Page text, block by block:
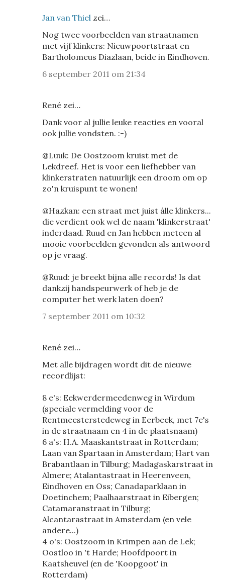
Jan van Thiel zei…
Nog twee voorbeelden van straatnamen
met vijf klinkers: Nieuwpoortstraat en
Bartholomeus Diazlaan, beide in Eindhoven.
6 september 2011 om 21:34
René zei…
Dank voor al jullie leuke reacties en vooral
ook jullie vondsten. :-)
@Luuk: De Oostzoom kruist met de
Lekdreef. Het is voor een liefhebber van
klinkerstraten natuurlijk een droom om op
zo'n kruispunt te wonen!
@Hazkan: een straat met juist álle klinkers...
die verdient ook wel de naam 'klinkerstraat'
inderdaad. Ruud en Jan hebben meteen al
mooie voorbeelden gevonden als antwoord
op je vraag.
@Ruud: je breekt bijna alle records! Is dat
dankzij handspeurwerk of heb je de
computer het werk laten doen?
7 september 2011 om 10:32
René zei…
Met alle bijdragen wordt dit de nieuwe
recordlijst:
8 e's: Eekwerdermeedenweg in Wirdum
(speciale vermelding voor de
Rentmeesterstedeweg in Eerbeek, met 7e's
in de straatnaam en 4 in de plaatsnaam)
6 a's: H.A. Maaskantstraat in Rotterdam;
Laan van Spartaan in Amsterdam; Hart van
Brabantlaan in Tilburg; Madagaskarstraat in
Almere; Atalantastraat in Heerenveen,
Eindhoven en Oss; Canadaparklaan in
Doetinchem; Paalhaarstraat in Eibergen;
Catamaranstraat in Tilburg;
Alcantarastraat in Amsterdam (en vele
andere...)
4 o's: Oostzoom in Krimpen aan de Lek;
Oostloo in 't Harde; Hoofdpoort in
Kaatsheuvel (en de 'Koopgoot' in
Rotterdam)